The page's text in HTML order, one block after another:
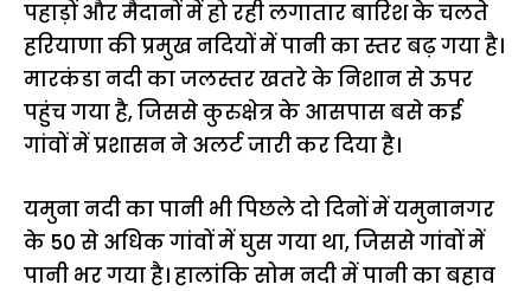
पहाड़ों और मैदानों में हो रही लगातार बारिश के चलते
हरियाणा की प्रमुख नदियों में पानी का स्तर बढ़ गया है।
मारकंडा नदी का जलस्तर खतरे के निशान से ऊपर
पहुंच गया है, जिससे कुरुक्षेत्र के आसपास बसे कई
गांवों में प्रशासन ने अलर्ट जारी कर दिया है।
यमुना नदी का पानी भी पिछले दो दिनों में यमुनानगर
के 50 से अधिक गांवों में घुस गया था, जिससे गांवों में
पानी भर गया है। हालांकि सोम नदी में पानी का बहाव